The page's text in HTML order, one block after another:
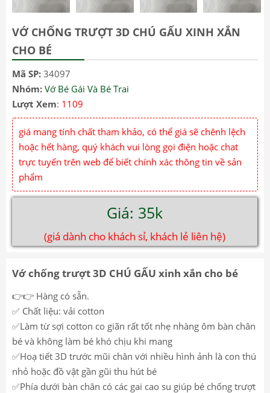
VỚ CHỐNG TRƯỢT 3D CHÚ GẤU XINH XẮN
CHO BÉ
Mã SP: 34097
Nhóm: Vớ Bé Gái Và Bé Trai
Lượt Xem: 1109
giá mang tính chất tham khảo, có thể giá sẽ chênh lệch
hoặc hết hàng, quý khách vui lòng gọi điện hoặc chat
trực tuyến trên web để biết chính xác thông tin về sản
phẩm
Giá: 35k
(giá dành cho khách sỉ, khách lẻ liên hệ)
Vớ chống trượt 3D CHÚ GẤU xinh xắn cho bé
👉👉 Hàng có sẵn.
✅ Chất liệu: vải cotton
✅Làm từ sợi cotton co giãn rất tốt nhẹ nhàng ôm bàn chân
bé và không làm bé khó chịu khi mang
✅Hoạ tiết 3D trước mũi chân với nhiều hình ảnh là con thú
nhỏ hoặc đồ vật gần gũi thu hút bé
✅Phía dưới bàn chân có các gai cao su giúp bé chống trượt